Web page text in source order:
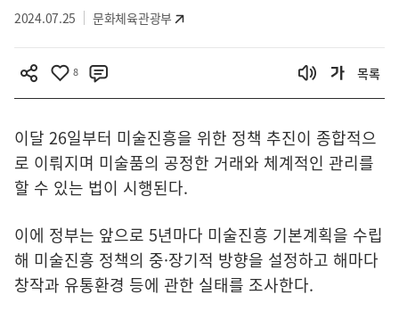
2024.07.25 문화체육관광부
8 목록
이달 26일부터 미술진흥을 위한 정책 추진이 종합적으
로 이뤄지며 미술품의 공정한 거래와 체계적인 관리를
할 수 있는 법이 시행된다.
이에 정부는 앞으로 5년마다 미술진흥 기본계획을 수립
해 미술진흥 정책의 중·장기적 방향을 설정하고 해마다
창작과 유통환경 등에 관한 실태를 조사한다.